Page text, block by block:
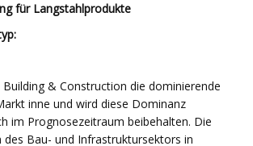
für Langstahlprodukte
Building & Construction die dominierende
inne und wird diese Dominanz
im Prognosezeitraum beibehalten. Die
des Bau- und Infrastruktursektors in